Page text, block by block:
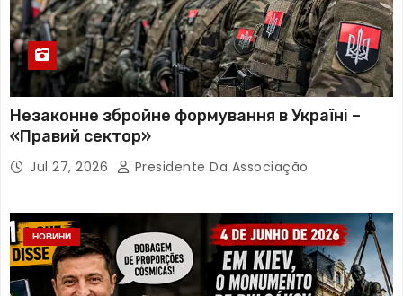
Незаконне збройне формування в Україні –
«Правий сектор»
Jul 27, 2026 Presidente Da Associação
НОВИНИ